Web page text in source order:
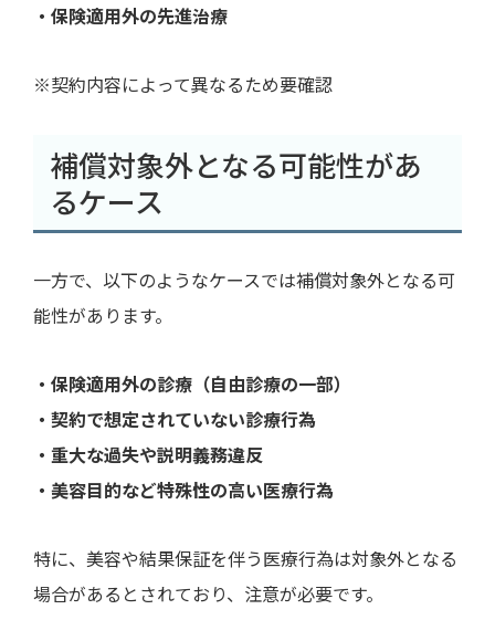
・保険適用外の先進治療
※契約内容によって異なるため要確認
補償対象外となる可能性があ
るケース
一方で、以下のようなケースでは補償対象外となる可
能性があります。
・保険適用外の診療（自由診療の一部）
・契約で想定されていない診療行為
・重大な過失や説明義務違反
・美容目的など特殊性の高い医療行為
特に、美容や結果保証を伴う医療行為は対象外となる
場合があるとされており、注意が必要です。